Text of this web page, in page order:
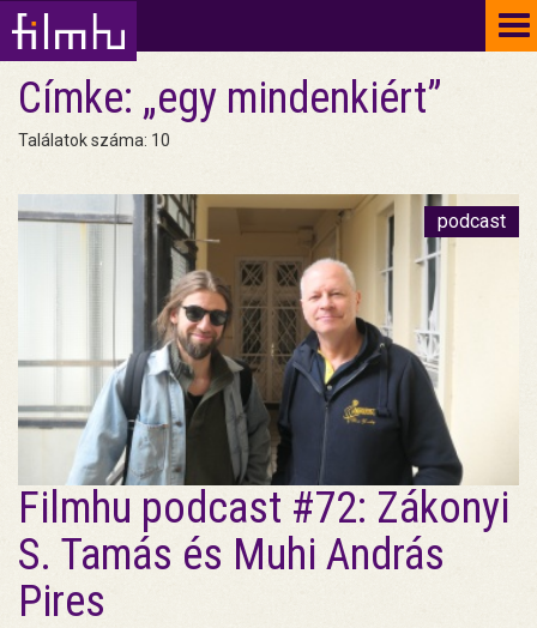
Címke: „egy mindenkiért”
Találatok száma: 10
podcast
Filmhu podcast #72: Zákonyi
S. Tamás és Muhi András
Pires